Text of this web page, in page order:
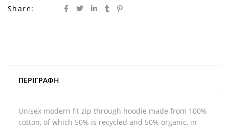
Share:
ΠΕΡΙΓΡΑΦΉ
Unisex modern fit zip through hoodie made from 100%
cotton, of which 50% is recycled and 50% organic, in